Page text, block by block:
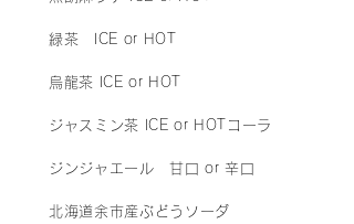
緑茶 ICE or HOT
烏龍茶 ICE or HOT
ジャスミン茶 ICE or HOT​ コーラ
ジンジャエール 甘口 or 辛口
北海道余市産ぶどうソーダ